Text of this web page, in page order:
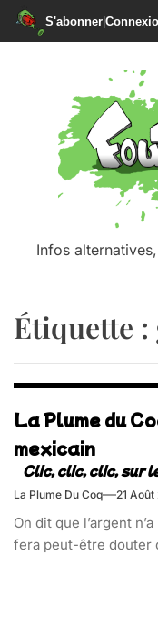
S'abonner|
Infos
Étiquette :
La Plume du
mexicain
La Plume Du Coq 21
On dit que l’argent
fera peut-être douter